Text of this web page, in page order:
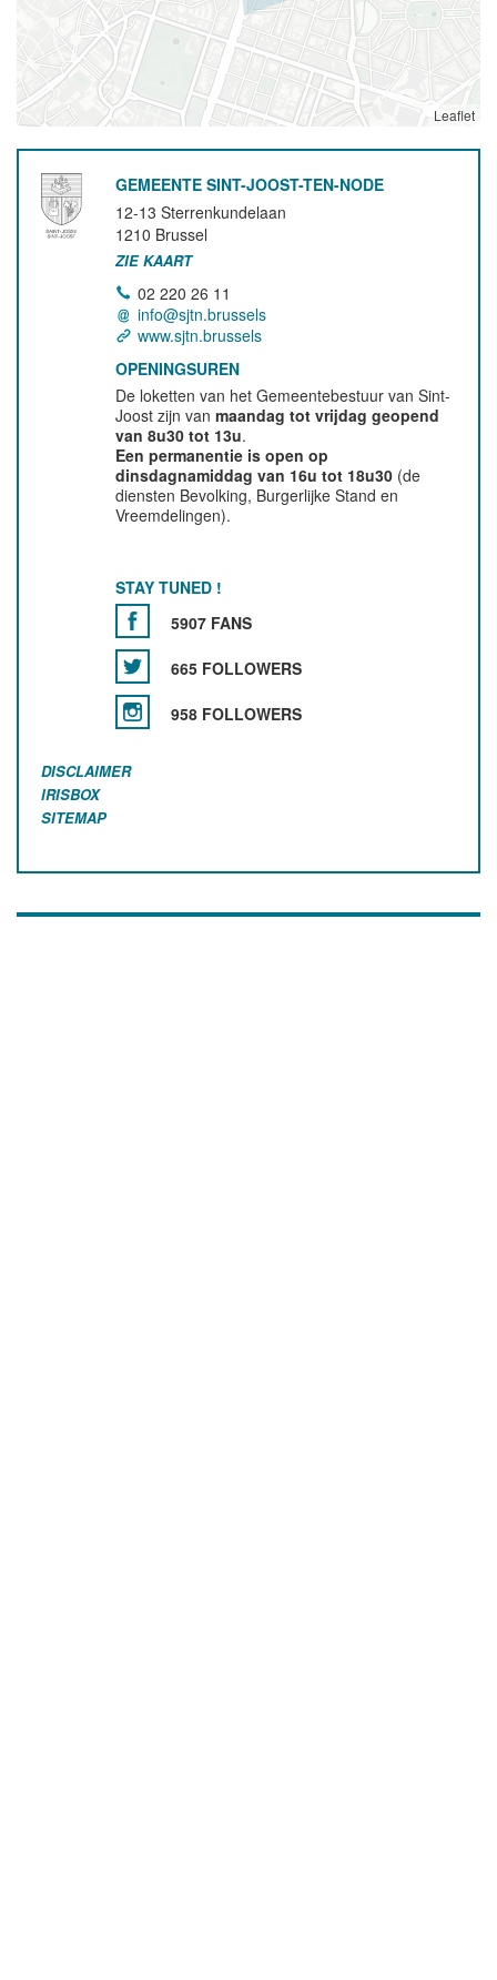
Leaflet
GEMEENTE SINT-JOOST-TEN-NODE
12-13 Sterrenkundelaan
1210 Brussel
ZIE KAART
02 220 26 11
info@sjtn.brussels
www.sjtn.brussels
OPENINGSUREN
De loketten van het Gemeentebestuur van Sint-
Joost zijn vanmaandag tot vrijdag geopend
van 8u30 tot 13u.
Een permanentie is open op
dinsdagnamiddag van 16u tot 18u30 (de
diensten Bevolking, Burgerlijke Stand en
Vreemdelingen).
STAY TUNED !
5907 FANS
665 FOLLOWERS
958 FOLLOWERS
DISCLAIMER
IRISBOX
SITEMAP